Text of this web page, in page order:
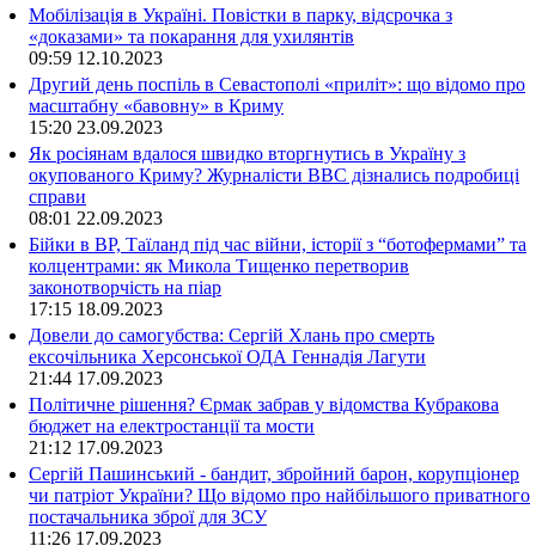
Мобілізація в Україні. Повістки в парку, відсрочка з
«доказами» та покарання для ухилянтів
09:59 12.10.2023
Другий день поспіль в Севастополі «приліт»: що відомо про
масштабну «бавовну» в Криму
15:20 23.09.2023
Як росіянам вдалося швидко вторгнутись в Україну з
окупованого Криму? Журналісти ВВС дізнались подробиці
справи
08:01 22.09.2023
Бійки в ВР, Таїланд під час війни, історії з “ботофермами” та
колцентрами: як Микола Тищенко перетворив
законотворчість на піар
17:15 18.09.2023
Довели до самогубства: Сергій Хлань про смерть
ексочільника Херсонської ОДА Геннадія Лагути
21:44 17.09.2023
Політичне рішення? Єрмак забрав у відомства Кубракова
бюджет на електростанції та мости
21:12 17.09.2023
Сергій Пашинський - бандит, збройний барон, корупціонер
чи патріот України? Що відомо про найбільшого приватного
постачальника зброї для ЗСУ
11:26 17.09.2023